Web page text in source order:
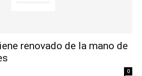
renovado de la mano de
0